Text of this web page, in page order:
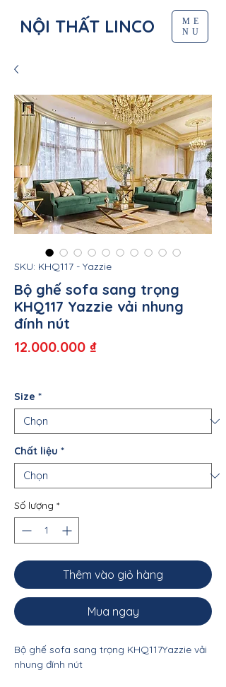
NỘI THẤT LINCO
ME
NU
SKU: KHQ117 - Yazzie
Bộ ghế sofa sang trọng
KHQ117 Yazzie vải nhung
đính nút
12.000.000 ₫Giá
Size *
Chất liệu *
Số lượng *
Thêm vào giỏ hàng
Mua ngay
Bộ ghế sofa sang trọng KHQ117Yazzie vải
nhung đính nút